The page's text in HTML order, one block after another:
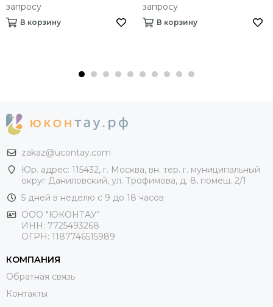
запросу
В корзину
запросу
В корзину
zakaz@ucontay.com
Юр. адрес: 115432, г. Москва, вн. тер. г. муниципальный
округ Даниловский, ул. Трофимова, д. 8, помещ. 2/1
5 дней в неделю с 9 до 18 часов
ООО "ЮКОНТАУ"
ИНН: 7725493268
ОГРН: 1187746515989
КОМПАНИЯ
Обратная связь
Контакты